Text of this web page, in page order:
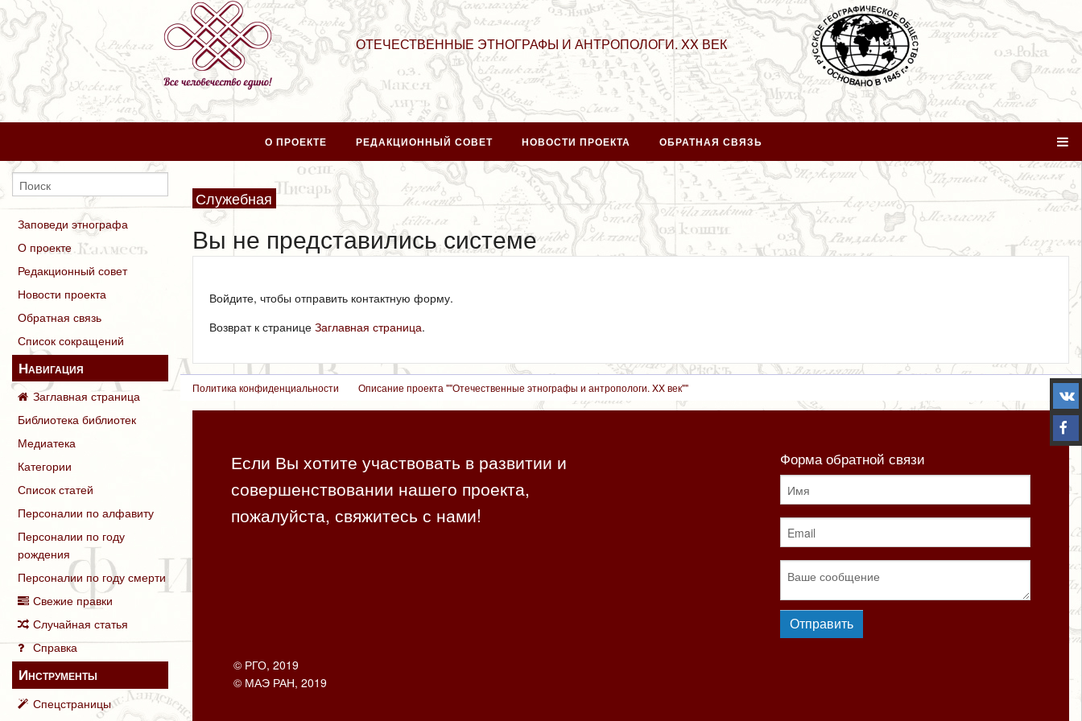
ОТЕЧЕСТВЕННЫЕ ЭТНОГРАФЫ И АНТРОПОЛОГИ. XX ВЕК
О ПРОЕКТЕ РЕДАКЦИОННЫЙ СОВЕТ НОВОСТИ ПРОЕКТА ОБРАТНАЯ СВЯЗЬ
Заповеди этнографа
О проекте
Редакционный совет
Новости проекта
Обратная связь
Список сокращений
Навигация
Заглавная страница
Библиотека библиотек
Медиатека
Категории
Список статей
Персоналии по алфавиту
Персоналии по году
рождения
Персоналии по году смерти
Свежие правки
Случайная статья
Справка
Инструменты
Спецстраницы
Служебная
Вы не представились системе
Войдите, чтобы отправить контактную форму.
Возврат к страницеЗаглавная страница.
Политика конфиденциальности Описание проекта ""Отечественные этнографы и антропологи. XX век""
Если Вы хотите участвовать в развитии и
совершенствовании нашего проекта,
пожалуйста, свяжитесь с нами!
Форма обратной связи
© РГО, 2019
© МАЭ РАН, 2019